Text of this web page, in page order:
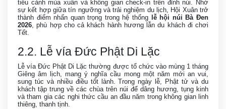
tiểu cảnh mùa xuân và không gian check-in trên đỉnh núi. Nhờ
sự kết hợp giữa tín ngưỡng và trải nghiệm du lịch, Hội Xuân trở
thành điểm nhấn quan trọng trong hệ thống
lễ hội núi Bà Đen
2026, phù hợp cho cả khách hành hương lẫn du khách đi chơi
Tết.
2.2. Lễ vía Đức Phật Di Lặc
Lễ vía Đức Phật Di Lặc thường được tổ chức vào mùng 1 tháng
Giêng âm lịch, mang ý nghĩa cầu mong một năm mới an vui,
sung túc và nhiều điều tốt lành. Trong ngày lễ, Phật tử và du
khách tập trung về các chùa trên núi để dâng hương, tụng kinh
và tham gia các nghi thức cầu an đầu năm trong không gian linh
thiêng, thanh tịnh.